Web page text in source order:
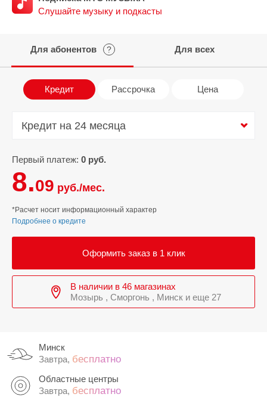
Слушайте музыку и подкасты
Для абонентов ? Для всех
Кредит Рассрочка Цена
Кредит на 24 месяца
Первый платеж: 0 руб.
8.09 руб./мес.
*Расчет носит информационный характер
Подробнее о кредите
Оформить заказ в 1 клик
В наличии в 46 магазинах
Мозырь , Сморгонь , Минск и еще 27
Кредит на 24 месяца
Минск
Завтра, бесплатно
Областные центры
Завтра, бесплатно